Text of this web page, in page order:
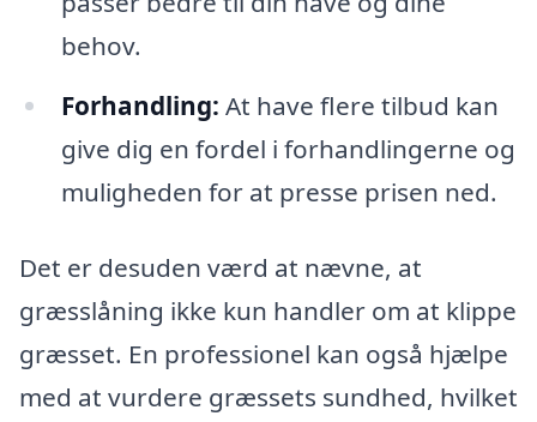
behov.
Forhandling: At have flere tilbud kan
give dig en fordel i forhandlingerne og
muligheden for at presse prisen ned.
Det er desuden værd at nævne, at
græsslåning ikke kun handler om at klippe
græsset. En professionel kan også hjælpe
med at vurdere græssets sundhed, hvilket